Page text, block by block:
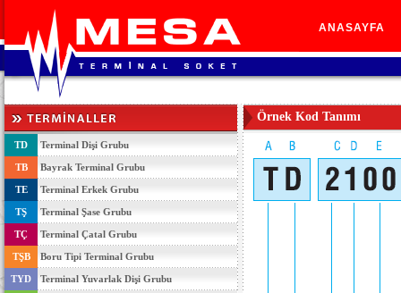
ANASAYFA
TD Terminal Dişi Grubu
TB Bayrak Terminal Grubu
TE Terminal Erkek Grubu
TŞ Terminal Şase Grubu
TÇ Terminal Çatal Grubu
TŞB Boru Tipi Terminal Grubu
TYD Terminal Yuvarlak Dişi Grubu
Örnek Kod Tanımı